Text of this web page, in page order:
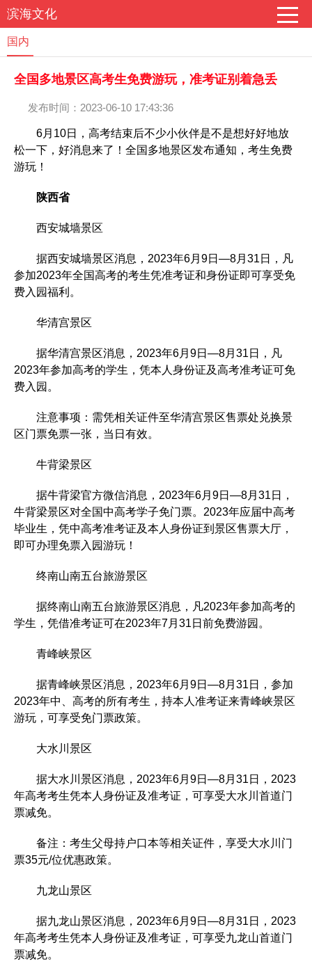
滨海文化
国内
全国多地景区高考生免费游玩，准考证别着急丢
发布时间：2023-06-10 17:43:36
6月10日，高考结束后不少小伙伴是不是想好好地放
松一下，好消息来了！全国多地景区发布通知，考生免费
游玩！
陕西省
西安城墙景区
据西安城墙景区消息，2023年6月9日—8月31日，凡
参加2023年全国高考的考生凭准考证和身份证即可享受免
费入园福利。
华清宫景区
据华清宫景区消息，2023年6月9日—8月31日，凡
2023年参加高考的学生，凭本人身份证及高考准考证可免
费入园。
注意事项：需凭相关证件至华清宫景区售票处兑换景
区门票免票一张，当日有效。
牛背梁景区
据牛背梁官方微信消息，2023年6月9日—8月31日，
牛背梁景区对全国中高考学子免门票。2023年应届中高考
毕业生，凭中高考准考证及本人身份证到景区售票大厅，
即可办理免票入园游玩！
终南山南五台旅游景区
据终南山南五台旅游景区消息，凡2023年参加高考的
学生，凭借准考证可在2023年7月31日前免费游园。
青峰峡景区
据青峰峡景区消息，2023年6月9日—8月31日，参加
2023年中、高考的所有考生，持本人准考证来青峰峡景区
游玩，可享受免门票政策。
大水川景区
据大水川景区消息，2023年6月9日—8月31日，2023
年高考考生凭本人身份证及准考证，可享受大水川首道门
票减免。
备注：考生父母持户口本等相关证件，享受大水川门
票35元/位优惠政策。
九龙山景区
据九龙山景区消息，2023年6月9日—8月31日，2023
年高考考生凭本人身份证及准考证，可享受九龙山首道门
票减免。